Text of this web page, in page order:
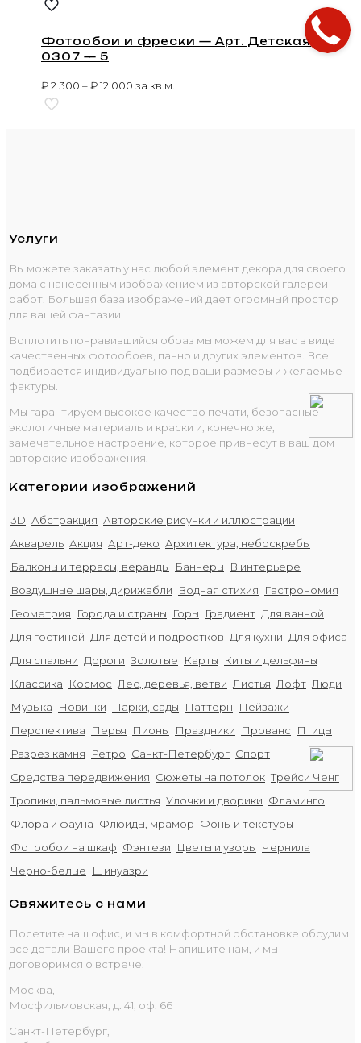
Фотообои и фрески — Арт. Детская
0307 — 5
₽2 300 –₽12 000 за кв.м.
Услуги
Вы можете заказать у нас любой элемент декора для своего
дома с нанесенным изображением из авторской галереи
работ. Большая база изображений дает огромный простор
для вашей фантазии.
Воплотить понравившийся образ мы можем для вас в виде
качественных фотообоев, панно и других элементов. Все
подбирается индивидуально под ваши размеры и желаемые
фактуры.
Мы гарантируем высокое качество печати, безопасные
экологичные материалы и краски и, конечно же,
замечательное настроение, которое привнесут в ваш дом
авторские изображения.
Категории изображений
3D Абстракция Авторские рисунки и иллюстрации
Акварель Акция Арт-деко Архитектура, небоскребы
Балконы и террасы, веранды
Баннеры
В интерьере
Воздушные шары, дирижабли
Водная стихия
Гастрономия
Геометрия
Города и страны Горы Градиент Для ванной
Для гостиной Для детей и подростков Для кухни Для офиса
Для спальни Дороги Золотые Карты
Киты и дельфины
Классика
Космос Лес, деревья, ветви Листья Лофт Люди
Музыка
Новинки Парки, сады Паттерн
Пейзажи
Перспектива
Перья Пионы Праздники Прованс
Птицы
Разрез камня
Ретро Санкт-Петербург Спорт
Средства передвижения Сюжеты на потолок Трейси Ченг
Тропики, пальмовые листья Улочки и дворики Фламинго
Флора и фауна Флюиды, мрамор Фоны и текстуры
Фотообои на шкаф Фэнтези Цветы и узоры Чернила
Черно-белые
Шинуазри
Свяжитесь с нами
Посетите наш офис, и мы в комфортной обстановке обсудим
все детали Вашего проекта! Напишите нам, и мы
договоримся о встрече.
Москва,
Мосфильмовская, д. 41, оф. 66
Санкт-Петербург,